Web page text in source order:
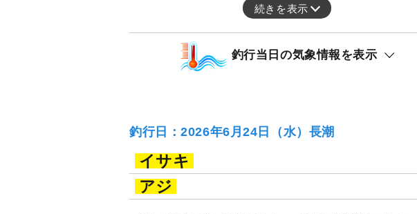
続きを表示
釣行当日の気象情報を表示
釣行日：2026年6月24日（水）長潮
イサキ
アジ